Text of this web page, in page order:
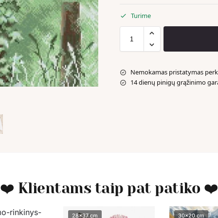
Turime
Nemokamas pristatymas
14 dienų pinigų grąžinimo
❤️ Klientams taip pat patiko ❤️
28x37 cm
28x37 cm 30x20 cm
30x20 cm